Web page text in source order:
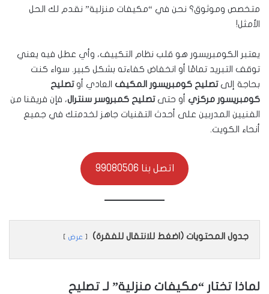
متخصص وموثوق؟ نحن في “مكيفات منزلية” نقدم لك الحل
الأمثل!
يعتبر الكومبريسور هو قلب نظام التكييف، وأي عطل فيه يعني
توقف التبريد تمامًا أو انخفاض كفاءته بشكل كبير. سواء كنت
بحاجة إلىتصليح كومبريسور المكيف العادي أوتصليح
كومبريسور مركزي أو حتىتصليح كمبروسر سنترال، فإن فريقنا من
الفنيين المدربين على أحدث التقنيات جاهز لخدمتك في جميع
أنحاء الكويت.
اتصل بنا 99080506
جدول المحتويات (اضغط للانتقال للفقرة) عرض
لماذا تختار “مكيفات منزلية” لـ تصليح